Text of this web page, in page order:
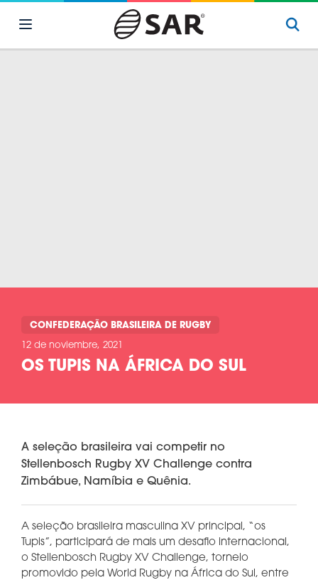
CONFEDERAÇÃO BRASILEIRA DE RUGBY
12 de noviembre, 2021
OS TUPIS NA ÁFRICA DO SUL
A seleção brasileira vai competir no
Stellenbosch Rugby XV Challenge contra
Zimbábue, Namíbia e Quênia.
A seleção brasileira masculina XV principal, “os
Tupis”, participará de mais um desafio internacional,
o Stellenbosch Rugby XV Challenge, torneio
promovido pela World Rugby na África do Sul, entre